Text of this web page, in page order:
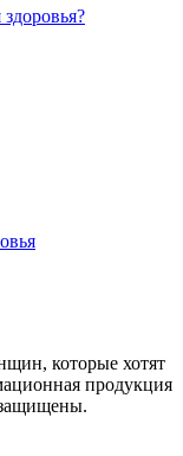
которые хотят
продукция
защищены.